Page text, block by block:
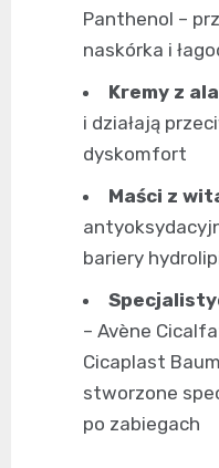
Panthenol –
naskórka i
Kremy z
i działają
dyskomfort
Maści z
bariery
– Avène
Cicaplast
stworzone
po zabiegach